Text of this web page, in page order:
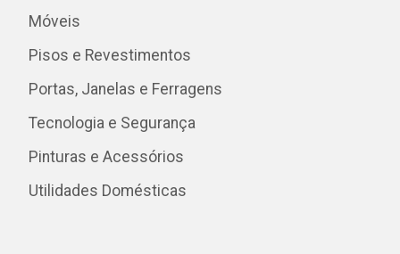
Móveis
Pisos e Revestimentos
Portas, Janelas e Ferragens
Tecnologia e Segurança
Pinturas e Acessórios
Utilidades Domésticas